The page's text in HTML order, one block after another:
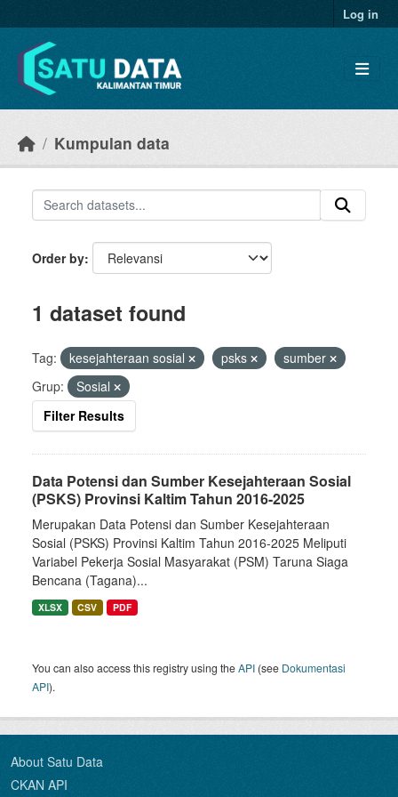
Log in
Kumpulan data
Order by
1 dataset found
Tag: kesejahteraan sosial psks
sumber
Grup:
Sosial
Filter Results
Data Potensi dan Sumber Kesejahteraan Sosial
(PSKS) Provinsi Kaltim Tahun 2016-2025
Merupakan Data Potensi dan Sumber Kesejahteraan
Sosial (PSKS) Provinsi Kaltim Tahun 2016-2025 Meliputi
Variabel Pekerja Sosial Masyarakat (PSM) Taruna Siaga
Bencana (Tagana)...
XLSX CSV PDF
You can also access this registry using theAPI (see Dokumentasi
API).
About Satu Data
CKAN API